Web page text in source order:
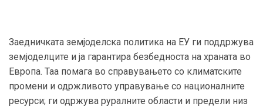
Заедничката земјоделска политика на ЕУ ги поддржува
земјоделците и ја гарантира безбедноста на храната во
Европа. Таа помага во справувањето со климатските
промени и одржливото управување со националните
ресурси; ги одржува руралните области и предели низ